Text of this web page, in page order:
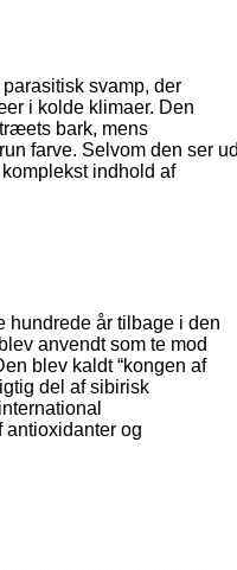
svamp, der
i kolde klimaer. Den
bark, mens
farve. Selvom den ser
indhold af
hundrede år tilbage i den
anvendt som te mod
blev kaldt “kongen af
del af sibirisk
og